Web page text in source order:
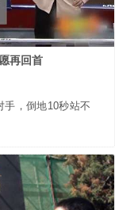
再回首
手，倒地10秒站不